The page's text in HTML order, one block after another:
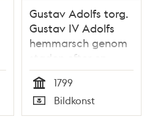
Gustav Adolfs torg.
Gustav IV Adolfs
hemmarsch genom
staden efter en
trupprevy på
Ladugårdsgärde
Tid
1799
Typ
Bildkonst